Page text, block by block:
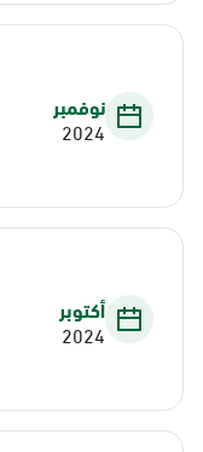
نوفمبر
2024
أكتوبر
2024